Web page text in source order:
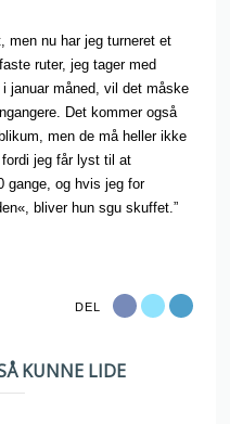
men nu har jeg turneret et
ruter, jeg tager med
januar måned, vil det måske
Det kommer også
men de må heller ikke
jeg får lyst til at
gange, og hvis jeg for
bliver hun sgu skuffet.”
DEL
KUNNE LIDE